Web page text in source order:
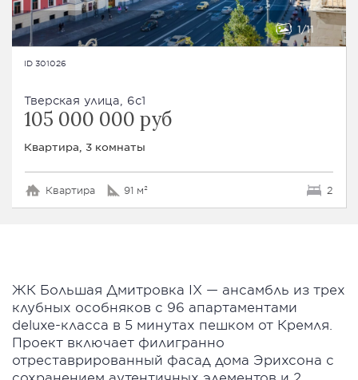
1 11
ID 301026
Тверская улица, 6с1
105 000 000 руб
Квартира, 3 комнаты
Квартира 91 м² 2
ЖК Большая Дмитровка IX — ансамбль из трех
клубных особняков с 96 апартаментами
deluxe-класса в 5 минутах пешком от Кремля.
Проект включает филигранно
отреставрированный фасад дома Эрихсона с